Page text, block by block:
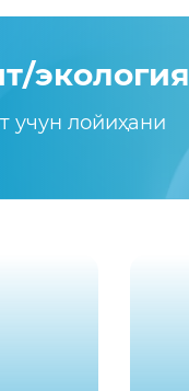
экология
учун лойиҳани